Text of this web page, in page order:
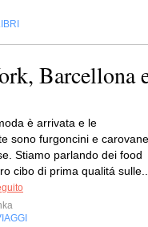
Barcellona
è arrivata e le
sono furgoncini e carovane
Stiamo parlando dei food
cibo di prima qualitá